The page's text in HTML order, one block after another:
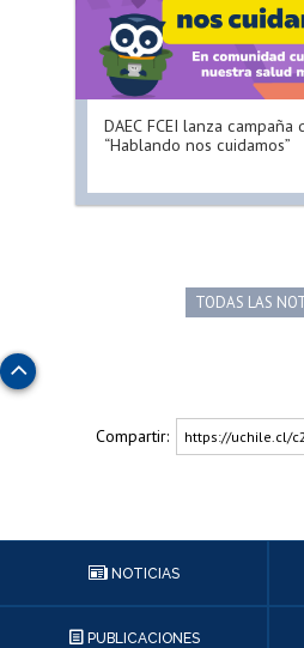
DAEC FCEI lanza
“Hablando nos cuidamos”
TODAS LAS
Subir
Compartir: https://uchile.cl/
NOTICIAS
PUBLICACIONES